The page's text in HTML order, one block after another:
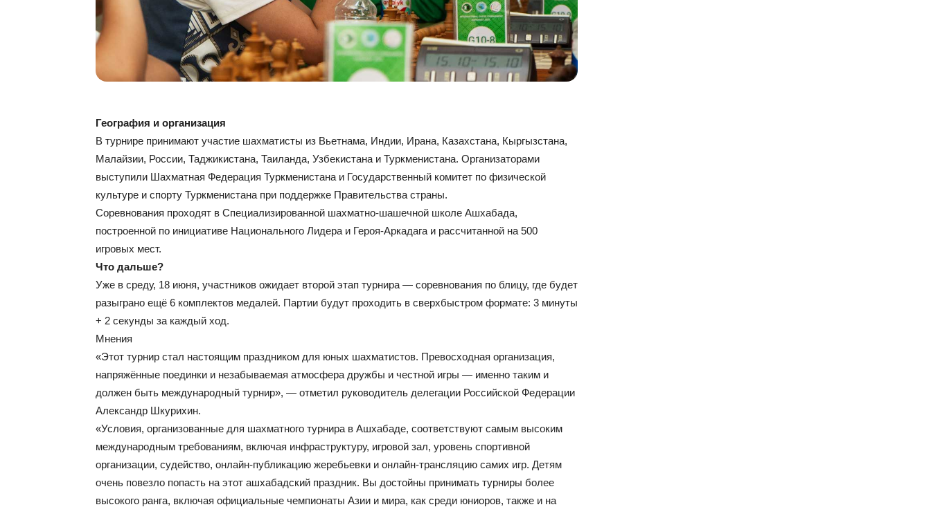
География и организация
В турнире принимают участие шахматисты из Вьетнама, Индии, Ирана, Казахстана, Кыргызстана,
Малайзии, России, Таджикистана, Таиланда, Узбекистана и Туркменистана. Организаторами
выступили Шахматная Федерация Туркменистана и Государственный комитет по физической
культуре и спорту Туркменистана при поддержке Правительства страны.
Соревнования проходят в Специализированной шахматно-шашечной школе Ашхабада,
построенной по инициативе Национального Лидера и Героя-Аркадага и рассчитанной на 500
игровых мест.
Что дальше?
Уже в среду, 18 июня, участников ожидает второй этап турнира — соревнования по блицу, где будет
разыграно ещё 6 комплектов медалей. Партии будут проходить в сверхбыстром формате: 3 минуты
+ 2 секунды за каждый ход.
Мнения
«Этот турнир стал настоящим праздником для юных шахматистов. Превосходная организация,
напряжённые поединки и незабываемая атмосфера дружбы и честной игры — именно таким и
должен быть международный турнир», — отметил руководитель делегации Российской Федерации
Александр Шкурихин.
«Условия, организованные для шахматного турнира в Ашхабаде, соответствуют самым высоким
международным требованиям, включая инфраструктуру, игровой зал, уровень спортивной
организации, судейство, онлайн-публикацию жеребьевки и онлайн-трансляцию самих игр. Детям
очень повезло попасть на этот ашхабадский праздник. Вы достойны принимать турниры более
высокого ранга, включая официальные чемпионаты Азии и мира, как среди юниоров, также и на